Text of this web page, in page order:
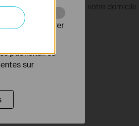
toutes les pièces de votre domicile
pour améliorer
publicitaires
sur